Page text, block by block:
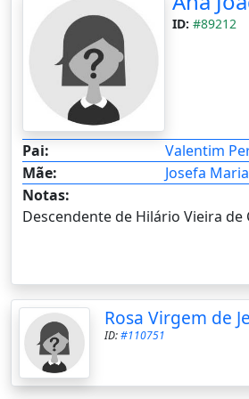
ID: #89212
Pai:
Valentim
Mãe:
Josefa
Notas:
Descendente de Hilário Vieira de
Rosa Virgem de
ID:#110751